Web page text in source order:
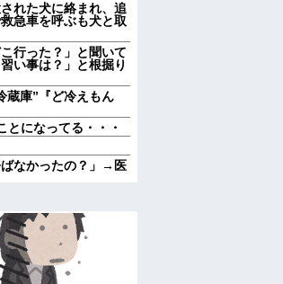
れた犬に絡まれ、追
急車を呼ぶも犬と取
行った？」と聞いて
い事は？」と根掘り
蔵庫”『ど冷えもん
とになってる・・・
なかったの？」→医
ながら行うことが陽
子連れで押しかけ